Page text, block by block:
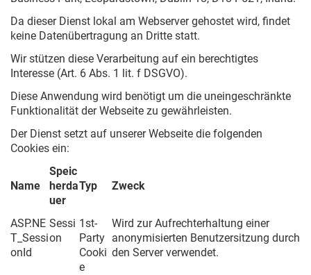
Da dieser Dienst lokal am Webserver gehostet wird, findet
keine Datenübertragung an Dritte statt.
Wir stützen diese Verarbeitung auf ein berechtigtes
Interesse (Art. 6 Abs. 1 lit. f DSGVO).
Diese Anwendung wird benötigt um die uneingeschränkte
Funktionalität der Webseite zu gewährleisten.
Der Dienst setzt auf unserer Webseite die folgenden
Cookies ein:
Name
Speic
herda
uer
Typ Zweck
ASP.NE
T_Sessi
onId
Sessi
on
1st-
Party
Cooki
e
Wird zur Aufrechterhaltung einer
anonymisierten Benutzersitzung durch
den Server verwendet.